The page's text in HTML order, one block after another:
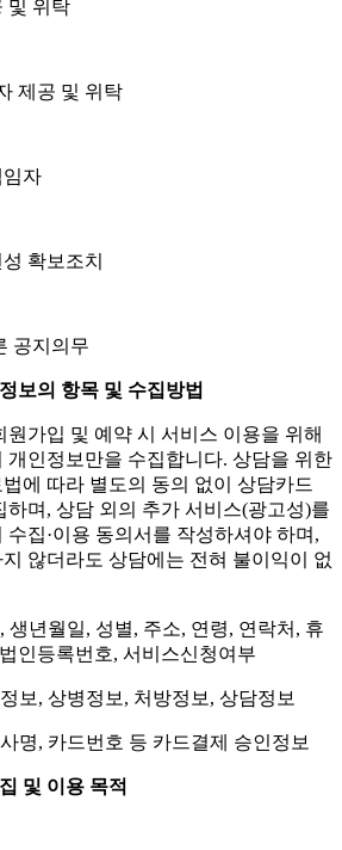
및 위탁
제공 및 위탁
자
확보조치
공지의무
보의 항목 및 수집방법
원가입 및 예약 시 서비스 이용을 위해
개인정보만을 수집합니다. 상담을 위한
에 따라 별도의 동의 없이 상담카드
하며, 상담 외의 추가 서비스(광고성)를
수집·이용 동의서를 작성하셔야 하며,
않더라도 상담에는 전혀 불이익이 없
생년월일, 성별, 주소, 연령, 연락처, 휴
인등록번호, 서비스신청여부
보, 상병정보, 처방정보, 상담정보
명, 카드번호 등 카드결제 승인정보
및 이용 목적